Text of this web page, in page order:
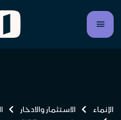
الإنماء الاستثمار والادخار